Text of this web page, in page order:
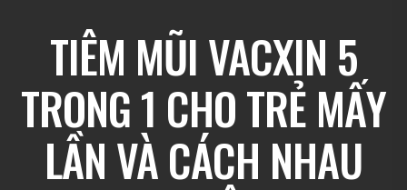
TIÊM MŨI VACXIN 5
TRONG 1 CHO TRẺ MẤY
LẦN VÀ CÁCH NHAU